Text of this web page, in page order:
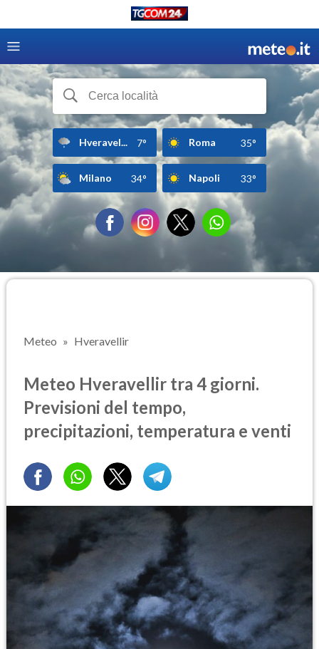
Hveravel... 7° Roma 35°
Milano 34° Napoli 33°
Meteo Hveravellir
Meteo Hveravellir tra 4 giorni.
Previsioni del tempo,
precipitazioni, temperatura e venti